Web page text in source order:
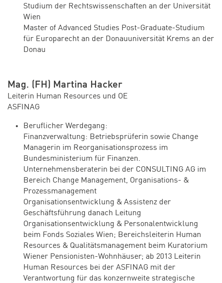
Studium der Rechtswissenschaften an der Universität
Wien
Master of Advanced Studies Post-Graduate-Studium
für Europarecht an der Donauuniversität Krems an der
Donau
Mag. (FH) Martina Hacker
Leiterin Human Resources und OE
ASFINAG
Beruflicher Werdegang:
Finanzverwaltung: Betriebsprüferin sowie Change
Managerin im Reorganisationsprozess im
Bundesministerium für Finanzen.
Unternehmensberaterin bei der CONSULTING AG im
Bereich Change Management, Organisations- &
Prozessmanagement
Organisationsentwicklung & Assistenz der
Geschäftsführung danach Leitung
Organisationsentwicklung & Personalentwicklung
beim Fonds Soziales Wien; Bereichsleiterin Human
Resources & Qualitätsmanagement beim Kuratorium
Wiener Pensionisten-Wohnhäuser; ab 2013 Leiterin
Human Resources bei der ASFINAG mit der
Verantwortung für das konzernweite strategische